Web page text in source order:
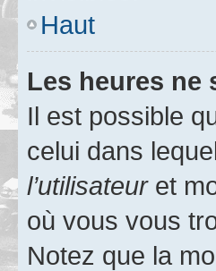
Haut
Les heures ne
Il est possible
celui dans
l’utilisateuret
où vous vous
Notez que la